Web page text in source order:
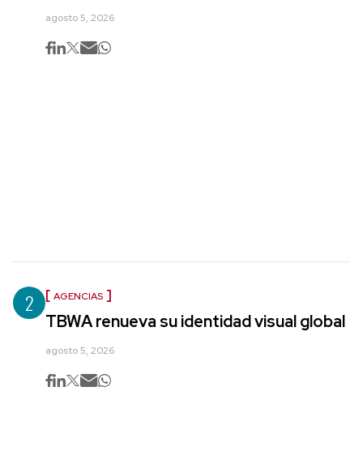
agosto 5, 2026
2 AGENCIAS
TBWA renueva su identidad visual global
agosto 5, 2026